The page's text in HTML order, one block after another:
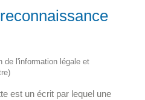
de l'information légale et
est un écrit par lequel une